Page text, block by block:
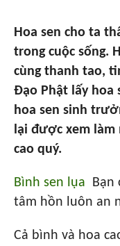
Hoa sen cho ta
trong cuộc sống.
cùng thanh tao,
Đạo Phật lấy hoa
hoa sen sinh
lại được xem
cao quý.
Bình sen lụa Bạn
tâm hồn luôn an
Cả bình và hoa